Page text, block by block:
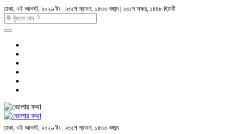
ঢাকা, ৭ই আগস্ট, ২০২৬ ইং | ২৩শে শ্রাবণ, ১৪৩৩ বঙ্গাব্দ | ২৩শে সফর, ১৪৪৮ হিজরী
ঢাকা, ৭ই আগস্ট, ২০২৬ ইং | ২৩শে শ্রাবণ, ১৪৩৩ বঙ্গাব্দ